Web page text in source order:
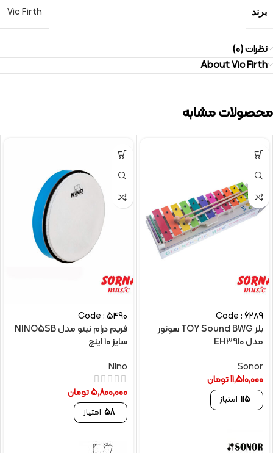
برند Vic Firth
نظرات (0)
About Vic Firth
محصولات مشابه
Code : 6289
بلز TOY Sound BWG سونور
مدل EH3910
Sonor
11,510,000تومان
115 امتیاز
Code : 5490
فریم درام نینو مدل NINO5SB
سایز 10 اینچ
Nino
5,800,000تومان
58 امتیاز